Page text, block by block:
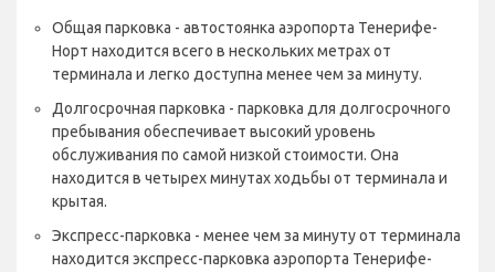
Общая парковка - автостоянка аэропорта Тенерифе-
Норт находится всего в нескольких метрах от
терминала и легко доступна менее чем за минуту.
Долгосрочная парковка - парковка для долгосрочного
пребывания обеспечивает высокий уровень
обслуживания по самой низкой стоимости. Она
находится в четырех минутах ходьбы от терминала и
крытая.
Экспресс-парковка - менее чем за минуту от терминала
находится экспресс-парковка аэропорта Тенерифе-